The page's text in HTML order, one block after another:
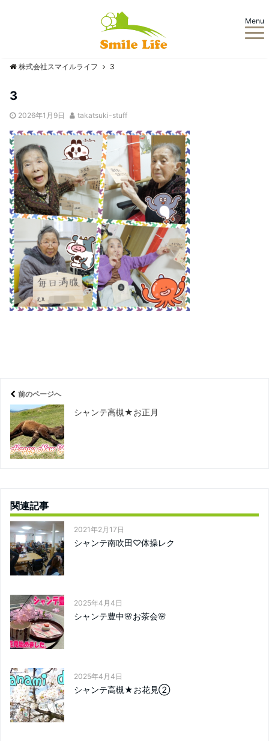
Menu
株式会社スマイルライフ 3
3
2026年1月9日 takatsuki-stuff
前のページへ
シャンテ高槻★お正月
関連記事
2021年2月17日
シャンテ南吹田♡体操レク
2025年4月4日
シャンテ豊中🌸お茶会🌸
2025年4月4日
シャンテ高槻★お花見②